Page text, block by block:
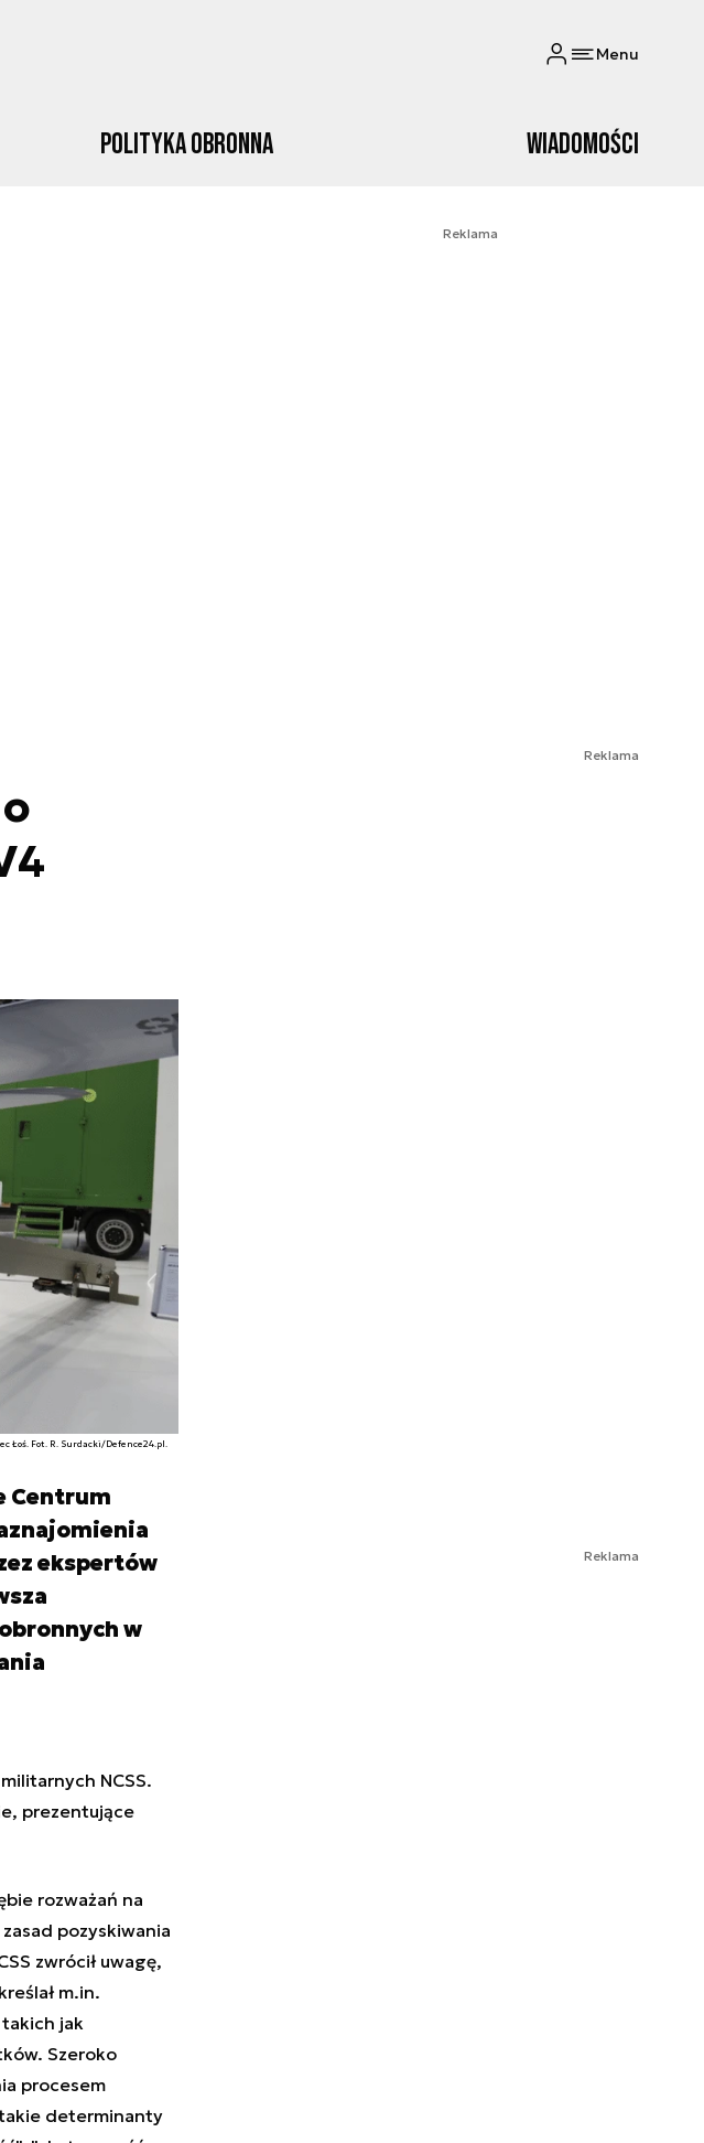
Menu
Polityka obronna Wiadomości
Reklama
Łoś. Fot. R. Surdacki/Defence24.pl.
Centrum
ekspertów
w
NCSS.
prezentujące
rozważań na
pozyskiwania
zwrócił uwagę,
m.in.
jak
Szeroko
procesem
determinanty
Reklama
Reklama